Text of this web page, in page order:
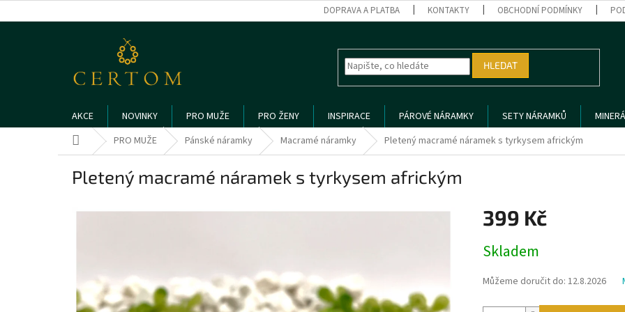
na
DOPRAVA A PLATBA KONTAKTY OBCHODNÍ PODMÍNKY
HLEDAT
AKCE NOVINKY PRO MUŽE PRO ŽENY INSPIRACE PÁROVÉ NÁRAMKY SETY NÁRAMKŮ
Domů PRO MUŽE Pánské náramky Macramé náramky Pletený macramé náramek s tyrkysem africkým
Pletený macramé náramek s tyrkysem africkým
399 Kč
cena:
Skladem
Můžeme doručit do: 12.8.2026